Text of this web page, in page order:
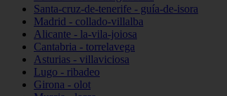
Santa-cruz-de-tenerife - guía-de-isora
Madrid - collado-villalba
Alicante - la-vila-joiosa
Cantabria - torrelavega
Asturias - villaviciosa
Lugo - ribadeo
Girona - olot